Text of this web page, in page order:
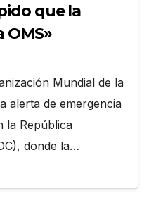
que la
OMS»
Mundial de la
alerta de emergencia
la República
donde la…